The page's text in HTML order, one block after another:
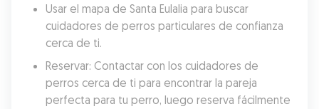
Usar el mapa de Santa Eulalia para buscar
cuidadores de perros particulares de confianza
cerca de ti.
Reservar: Contactar con los cuidadores de
perros cerca de ti para encontrar la pareja
perfecta para tu perro, luego reserva fácilmente